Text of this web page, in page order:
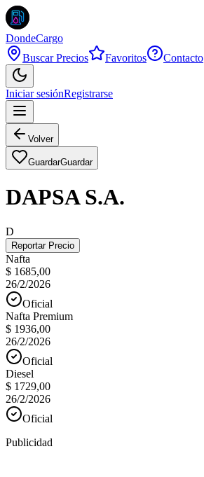
DondeCargo
Buscar Precios
Favoritos Contacto
Iniciar sesiónRegistrarse
Volver
GuardarGuardar
DAPSA S.A.
D
Reportar Precio
Nafta
$ 1685,00
26/2/2026
Oficial
Nafta Premium
$ 1936,00
26/2/2026
Oficial
Diesel
$ 1729,00
26/2/2026
Oficial
Publicidad